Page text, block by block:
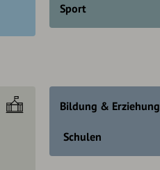
Sport
Bildung & Erziehung
Schulen